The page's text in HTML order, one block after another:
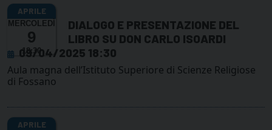
MERCOLEDÌ
9
18:30
DIALOGO E PRESENTAZIONE DEL
LIBRO SU DON CARLO ISOARDI
09/04/2025 18:30
Aula magna dell’Istituto Superiore di Scienze Religiose
di Fossano